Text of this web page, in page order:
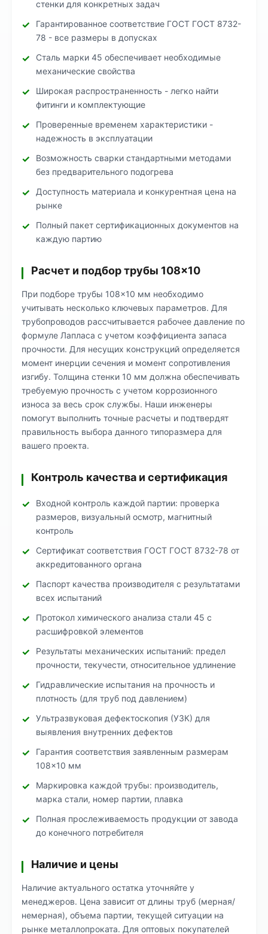
стенки для конкретных задач
Гарантированное соответствие ГОСТ ГОСТ 8732-
78 - все размеры в допусках
Сталь марки 45 обеспечивает необходимые
механические свойства
Широкая распространенность - легко найти
фитинги и комплектующие
Проверенные временем характеристики -
надежность в эксплуатации
Возможность сварки стандартными методами
без предварительного подогрева
Доступность материала и конкурентная цена на
рынке
Полный пакет сертификационных документов на
каждую партию
Расчет и подбор трубы 108×10
При подборе трубы 108×10 мм необходимо
учитывать несколько ключевых параметров. Для
трубопроводов рассчитывается рабочее давление по
формуле Лапласа с учетом коэффициента запаса
прочности. Для несущих конструкций определяется
момент инерции сечения и момент сопротивления
изгибу. Толщина стенки 10 мм должна обеспечивать
требуемую прочность с учетом коррозионного
износа за весь срок службы. Наши инженеры
помогут выполнить точные расчеты и подтвердят
правильность выбора данного типоразмера для
вашего проекта.
Контроль качества и сертификация
Входной контроль каждой партии: проверка
размеров, визуальный осмотр, магнитный
контроль
Сертификат соответствия ГОСТ ГОСТ 8732-78 от
аккредитованного органа
Паспорт качества производителя с результатами
всех испытаний
Протокол химического анализа стали 45 с
расшифровкой элементов
Результаты механических испытаний: предел
прочности, текучести, относительное удлинение
Гидравлические испытания на прочность и
плотность (для труб под давлением)
Ультразвуковая дефектоскопия (УЗК) для
выявления внутренних дефектов
Гарантия соответствия заявленным размерам
108×10 мм
Маркировка каждой трубы: производитель,
марка стали, номер партии, плавка
Полная прослеживаемость продукции от завода
до конечного потребителя
Наличие и цены
Наличие актуального остатка уточняйте у
менеджеров. Цена зависит от длины труб (мерная/
немерная), объема партии, текущей ситуации на
рынке металлопроката. Для оптовых покупателей